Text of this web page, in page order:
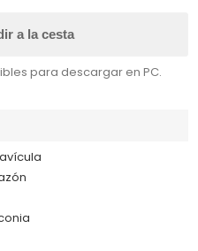
a la cesta
para descargar en PC.